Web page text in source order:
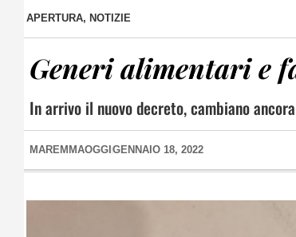
APERTURA, NOTIZIE
Generi alimentari e
In arrivo il nuovo decreto, cambiano
MAREMMAOGGI GENNAIO 18, 2022